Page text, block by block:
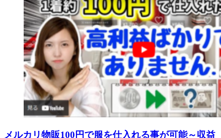
メルカリ物販100円で服を仕入れる事が可能～収益